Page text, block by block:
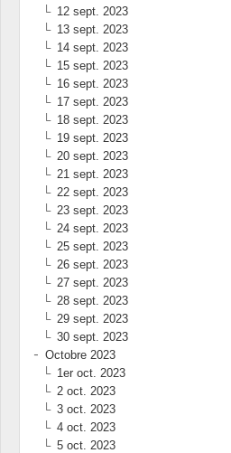
12 sept. 2023
13 sept. 2023
14 sept. 2023
15 sept. 2023
16 sept. 2023
17 sept. 2023
18 sept. 2023
19 sept. 2023
20 sept. 2023
21 sept. 2023
22 sept. 2023
23 sept. 2023
24 sept. 2023
25 sept. 2023
26 sept. 2023
27 sept. 2023
28 sept. 2023
29 sept. 2023
30 sept. 2023
Octobre 2023
1er oct. 2023
2 oct. 2023
3 oct. 2023
4 oct. 2023
5 oct. 2023